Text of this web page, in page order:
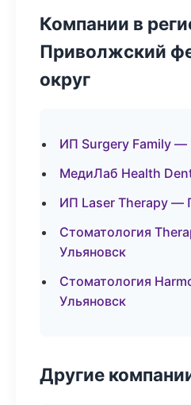
Компании в
Приволжский
округ
ИП Surgery Family
МедиЛаб Health
ИП Laser Therapy —
Стоматология
Ульяновск
Стоматология
Ульяновск
Другие